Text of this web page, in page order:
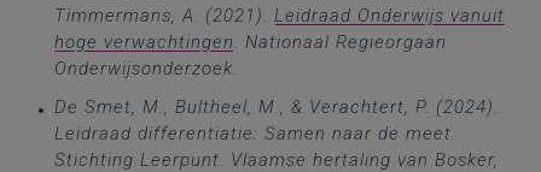
Timmermans, A. (2021). Leidraad Onderwijs vanuit
hoge verwachtingen. Nationaal Regieorgaan
Onderwijsonderzoek.
De Smet, M., Bultheel, M., & Verachtert, P. (2024).
Leidraad differentiatie: Samen naar de meet.
Stichting Leerpunt. Vlaamse hertaling van Bosker,